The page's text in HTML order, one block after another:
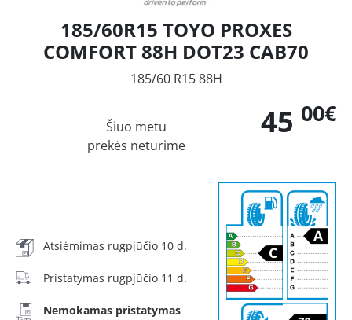
185/60R15 TOYO PROXES
COMFORT 88H DOT23 CAB70
185/60 R15 88H
45 00€
Šiuo metu
prekės neturime
Atsiėmimas rugpjūčio 10 d.
Pristatymas rugpjūčio 11 d.
Nemokamas pristatymas